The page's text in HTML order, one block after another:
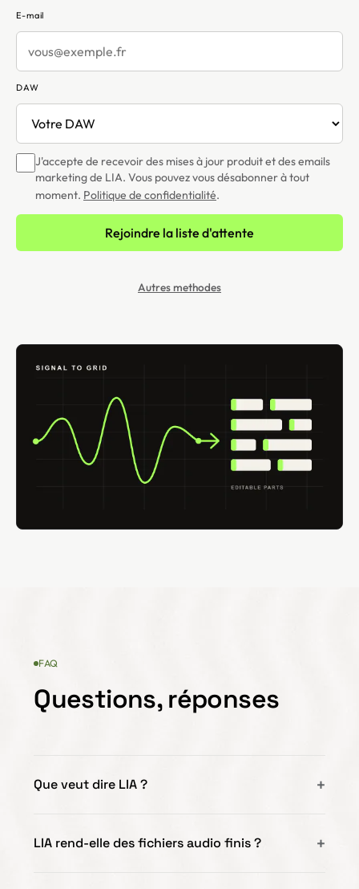
E-mail
DAW
J'accepte de recevoir des mises à jour produit et des emails
marketing de LIA. Vous pouvez vous désabonner à tout
moment. Politique de confidentialité.
Rejoindre la liste d'attente
Autres methodes
FAQ
Questions, réponses
Que veut dire LIA ?
LIA rend-elle des fichiers audio finis ?